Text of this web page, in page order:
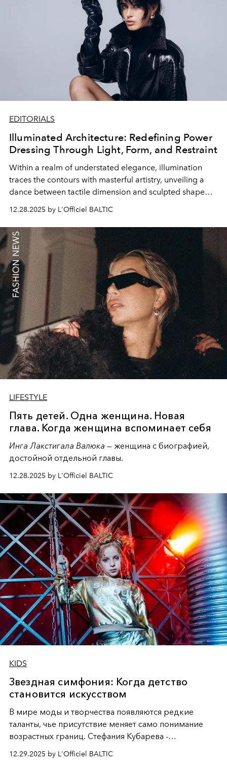
EDITORIALS
Illuminated Architecture: Redefining Power
Dressing Through Light, Form, and Restraint
Within a realm of understated elegance, illumination
traces the contours with masterful artistry, unveiling a
dance between tactile dimension and sculpted shape
lines converse with fluid movement through shadows
and highlights, embodying serene confidence where
restraint becomes the ultimate expression of power and
grace in contemporary fashion narrative.
12.28.2025 by L'Officiel BALTIC
LIFESTYLE
Пять детей. Одна женщина. Новая
глава. Когда женщина вспоминает себя
Инга Лакстигала Валюка — женщина с биографией,
достойной отдельной главы.
12.28.2025 by L'Officiel BALTIC
KIDS
Звездная симфония: Когда детство
становится искусством
В мире моды и творчества появляются редкие
таланты, чье присутствие меняет само понимание
возрастных границ. Стефания Кубарева -
харизмы, чье имя уже украшает обложки
12.29.2025 by L'Officiel BALTIC